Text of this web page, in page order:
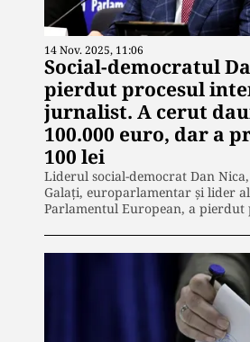
14 Nov. 2025, 11:06
Social-democratul
pierdut procesul
jurnalist. A cerut
100.000 euro, dar a
100 lei
Liderul social-democrat Dan
Galați, europarlamentar și lider
Parlamentul European, a pierdut